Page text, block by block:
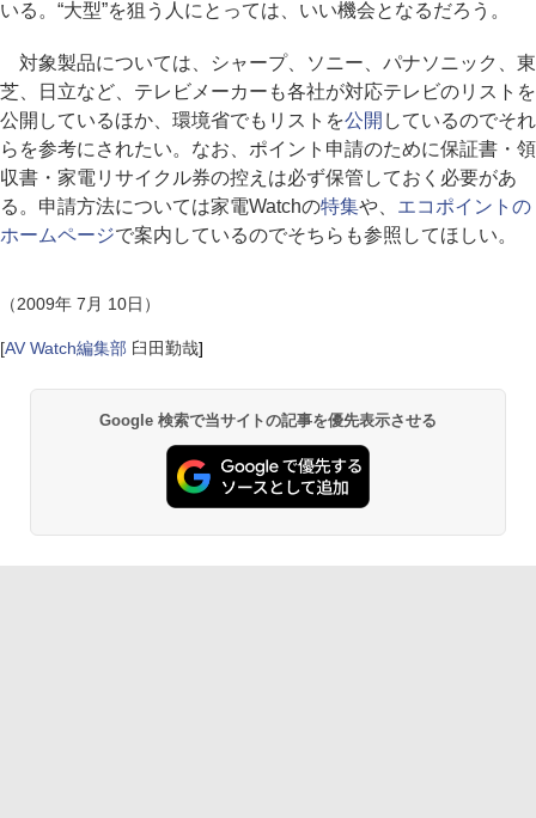
いる。“大型”を狙う人にとっては、いい機会となるだろう。
対象製品については、シャープ、ソニー、パナソニック、東
芝、日立など、テレビメーカーも各社が対応テレビのリストを
公開しているほか、環境省でもリストを公開 しているのでそれ
らを参考にされたい。なお、ポイント申請のために保証書・領
収書・家電リサイクル券の控えは必ず保管しておく必要があ
る。申請方法については家電Watchの特集や、 エコポイントの
ホームページで案内しているのでそちらも参照してほしい。
（2009年 7月 10日）
[AV Watch編集部 臼田勤哉]
Google 検索で当サイトの記事を優先表示させる